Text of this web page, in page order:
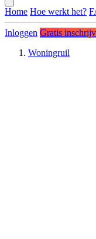
Home Hoe werkt het?
Inloggen Gratis
Woningruil